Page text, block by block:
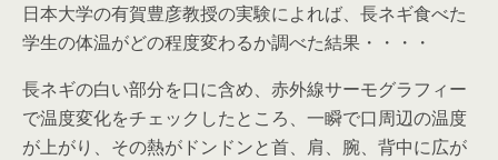
日本大学の有賀豊彦教授の実験によれば、長ネギ食べた
学生の体温がどの程度変わるか調べた結果・・・・
長ネギの白い部分を口に含め、赤外線サーモグラフィー
で温度変化をチェックしたところ、一瞬で口周辺の温度
が上がり、その熱がドンドンと首、肩、腕、背中に広が